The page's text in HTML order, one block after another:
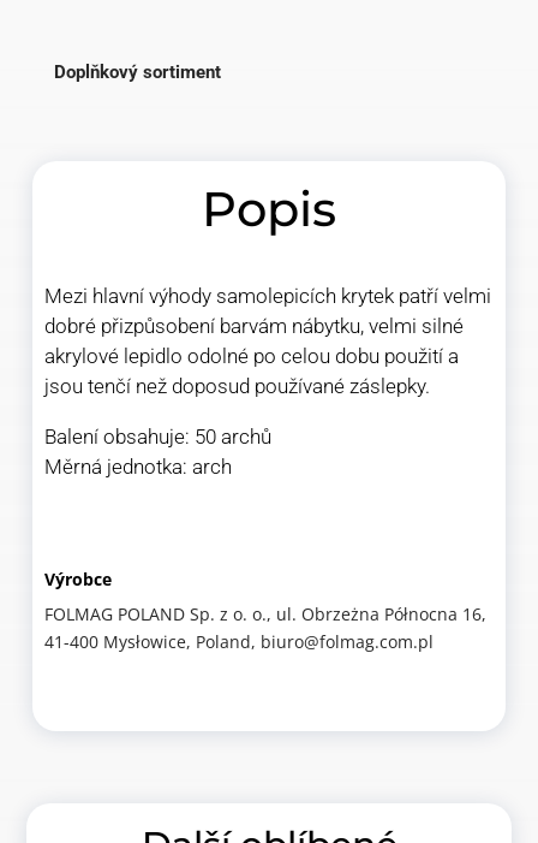
Doplňkový sortiment
Popis
Mezi hlavní výhody samolepicích krytek patří velmi
dobré přizpůsobení barvám nábytku, velmi silné
akrylové lepidlo odolné po celou dobu použití a
jsou tenčí než doposud používané záslepky.
Balení obsahuje: 50 archů
Měrná jednotka: arch
Výrobce
FOLMAG POLAND Sp. z o. o., ul. Obrzeżna Północna 16,
41-400 Mysłowice, Poland, biuro@folmag.com.pl